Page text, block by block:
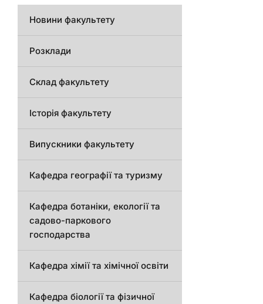
Новини факультету
Розклади
Склад факультету
Історія факультету
Випускники факультету
Кафедра географії та туризму
Кафедра ботаніки, екології та
садово-паркового
господарства
Кафедра хімії та хімічної освіти
Кафедра біології та фізичної